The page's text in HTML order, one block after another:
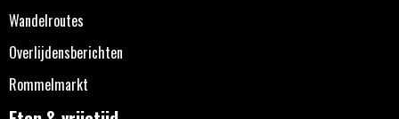
Wandelroutes
Overlijdensberichten
Rommelmarkt